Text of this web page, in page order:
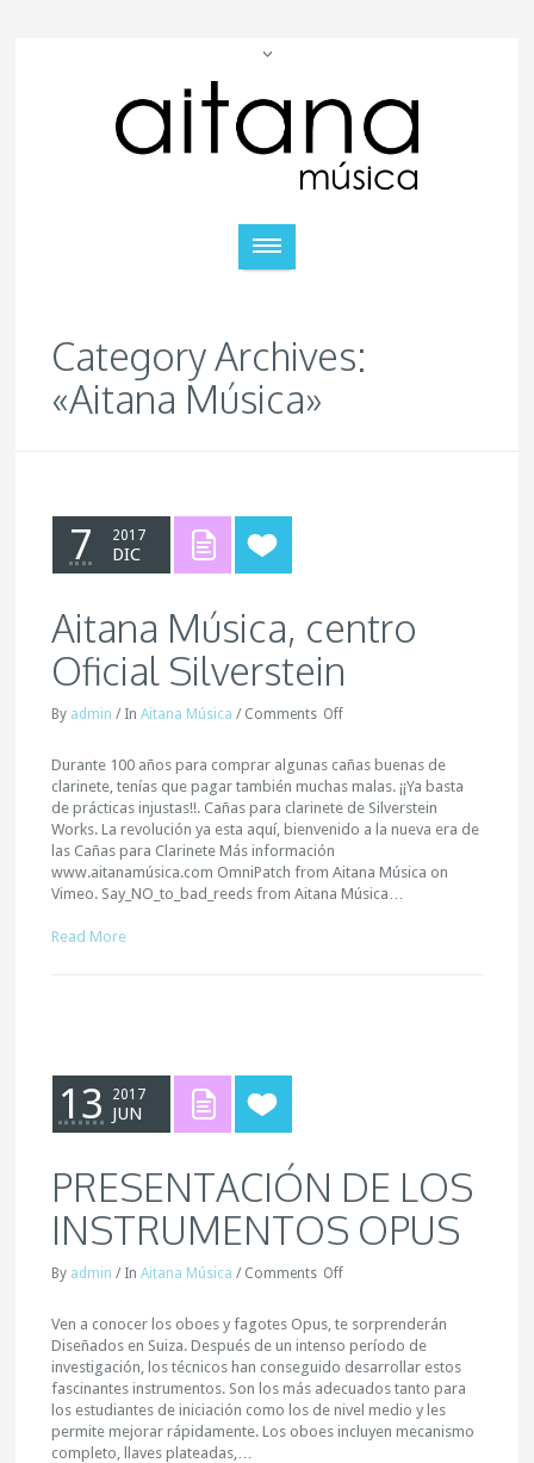
Category Archives:
«Aitana Música»
7 2017
DIC
Aitana Música, centro
Oficial Silverstein
By admin / InAitana Música / Comments Off
Durante 100 años para comprar algunas cañas buenas de
clarinete, tenías que pagar también muchas malas. ¡¡Ya basta
de prácticas injustas!!. Cañas para clarinete de Silverstein
Works. La revolución ya esta aquí, bienvenido a la nueva era de
las Cañas para Clarinete Más información
www.aitanamúsica.com OmniPatch from Aitana Música on
Vimeo. Say_NO_to_bad_reeds from Aitana Música…
Read More
13 2017
JUN
PRESENTACIÓN DE LOS
INSTRUMENTOS OPUS
By admin / InAitana Música / Comments Off
Ven a conocer los oboes y fagotes Opus, te sorprenderán
Diseñados en Suiza. Después de un intenso período de
investigación, los técnicos han conseguido desarrollar estos
fascinantes instrumentos. Son los más adecuados tanto para
los estudiantes de iniciación como los de nivel medio y les
permite mejorar rápidamente. Los oboes incluyen mecanismo
completo, llaves plateadas,…